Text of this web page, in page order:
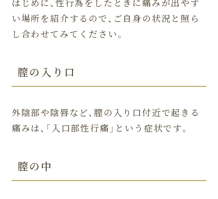
療法
潤滑不足・乾燥・萎縮性膣炎
構造的な原因（摩擦など）の場合
合
くある質問
ヒリヒリとした性交痛は危険です
性交時に膣の奥が毎回ではなくたま
に痛くなるのですが。
い場所を紹介するので、ご自身の状況と照ら
し合わせてみてください。
膣の入り口
外陰部や陰唇など、膣の入り口付近で起きる
痛みは、「入口部性行痛」という症状です。
膣の中